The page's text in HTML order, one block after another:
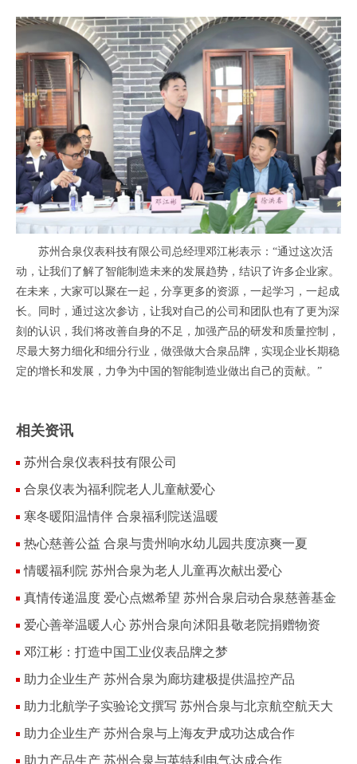
苏州合泉仪表科技有限公司总经理邓江彬表示：“通过这次活
动，让我们了解了智能制造未来的发展趋势，结识了许多企业家。
在未来，大家可以聚在一起，分享更多的资源，一起学习，一起成
长。同时，通过这次参访，让我对自己的公司和团队也有了更为深
刻的认识，我们将改善自身的不足，加强产品的研发和质量控制，
尽最大努力细化和细分行业，做强做大合泉品牌，实现企业长期稳
定的增长和发展，力争为中国的智能制造业做出自己的贡献。”
相关资讯
苏州合泉仪表科技有限公司
合泉仪表为福利院老人儿童献爱心
寒冬暖阳温情伴 合泉福利院送温暖
热心慈善公益 合泉与贵州响水幼儿园共度凉爽一夏
情暖福利院 苏州合泉为老人儿童再次献出爱心
真情传递温度 爱心点燃希望 苏州合泉启动合泉慈善基金
爱心善举温暖人心 苏州合泉向沭阳县敬老院捐赠物资
邓江彬：打造中国工业仪表品牌之梦
助力企业生产 苏州合泉为廊坊建极提供温控产品
助力北航学子实验论文撰写 苏州合泉与北京航空航天大
学达成合作
助力企业生产 苏州合泉与上海友尹成功达成合作
助力产品生产 苏州合泉与英特利电气达成合作